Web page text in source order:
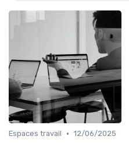
Espaces travail • 12/06/2025